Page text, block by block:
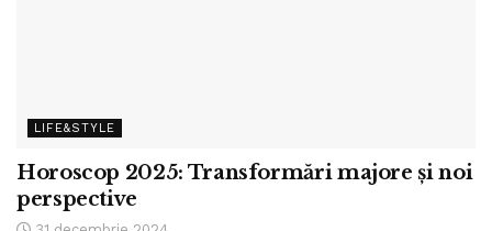
LIFE&STYLE
Horoscop 2025: Transformări majore și noi
perspective